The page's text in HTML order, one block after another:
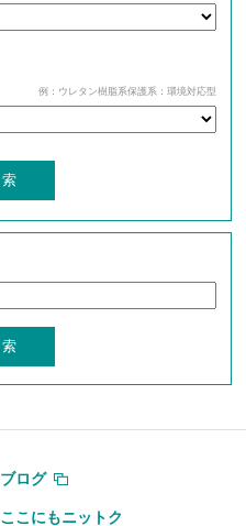
例：ウレタン樹脂系保護系：環境対応型
ブログ
ここにもニットク